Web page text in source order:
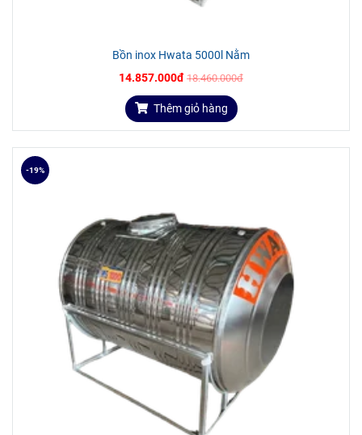
Bồn inox Hwata 5000l Nằm
14.857.000đ 18.460.000đ
Thêm giỏ hàng
-19%